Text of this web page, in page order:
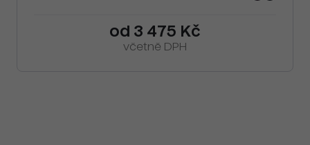
od 3 475 Kč
včetně DPH